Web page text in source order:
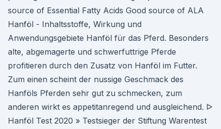
source of Essential Fatty Acids Good source of ALA
Hanföl - Inhaltsstoffe, Wirkung und
Anwendungsgebiete Hanföl für das Pferd. Besonders
alte, abgemagerte und schwerfuttrige Pferde
profitieren durch den Zusatz von Hanföl im Futter.
Zum einen scheint der nussige Geschmack des
Hanföls Pferden sehr gut zu schmecken, zum
anderen wirkt es appetitanregend und ausgleichend. ᐅ
Hanföl Test 2020 » Testsieger der Stiftung Warentest